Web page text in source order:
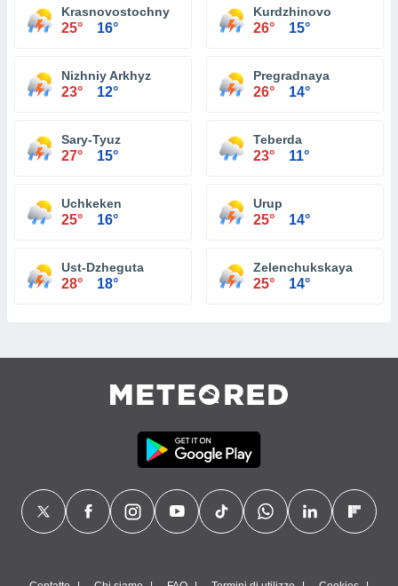
Krasnovostochny
25° 16°
Kurdzhinovo
26° 15°
Nizhniy Arkhyz
23° 12°
Pregradnaya
26° 14°
Sary-Tyuz
27° 15°
Teberda
23° 11°
Uchkeken
25° 16°
Urup
25° 14°
Ust-Dzheguta
28° 18°
Zelenchukskaya
25° 14°